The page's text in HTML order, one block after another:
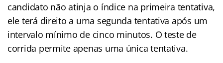
candidato não atinja o índice na primeira tentativa,
ele terá direito a uma segunda tentativa após um
intervalo mínimo de cinco minutos. O teste de
corrida permite apenas uma única tentativa.